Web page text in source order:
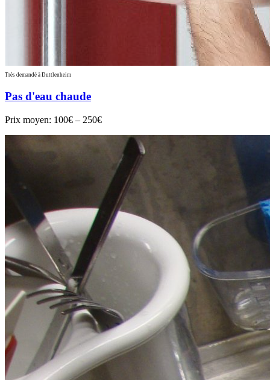
Très demandé à Duttlenheim
Pas d'eau chaude
Prix moyen: 100€ – 250€